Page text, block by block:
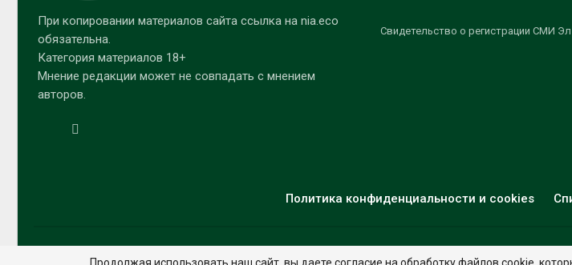
При копировании материалов сайта ссылка на nia.eco
обязательна.
Категория материалов 18+
Мнение редакции может не совпадать с мнением
авторов.
Свидетельство о регистрации СМИ
Политика конфиденциальности и cookies